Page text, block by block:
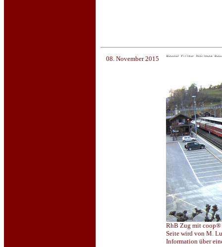
08. November 2015
RhB Zug mit coop®
Seite wird von M.
Information über